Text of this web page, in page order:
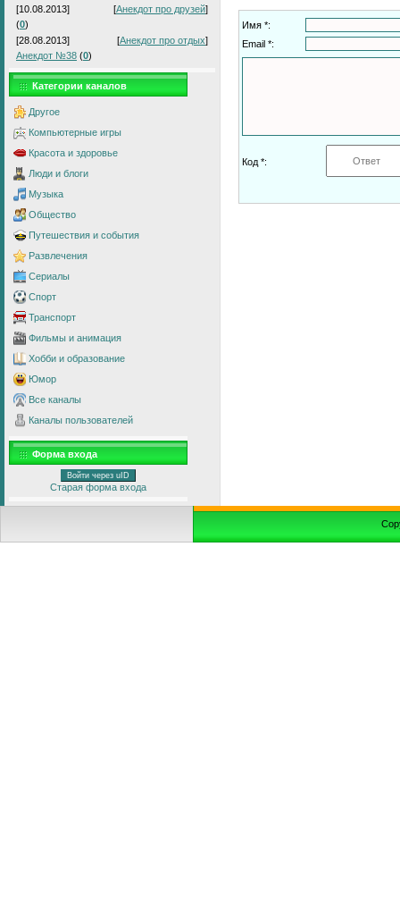
[10.08.2013]
[Анекдот про друзей]
(0)
[28.08.2013]
[Анекдот про отдых]
Анекдот №38 (0)
Категории каналов
Другое
Компьютерные игры
Красота и здоровье
Люди и блоги
Музыка
Общество
Путешествия и события
Развлечения
Сериалы
Спорт
Транспорт
Фильмы и анимация
Хобби и образование
Юмор
Все каналы
Каналы пользователей
Форма входа
Войти через uID
Старая форма входа
Имя *:
Email *:
Код *: